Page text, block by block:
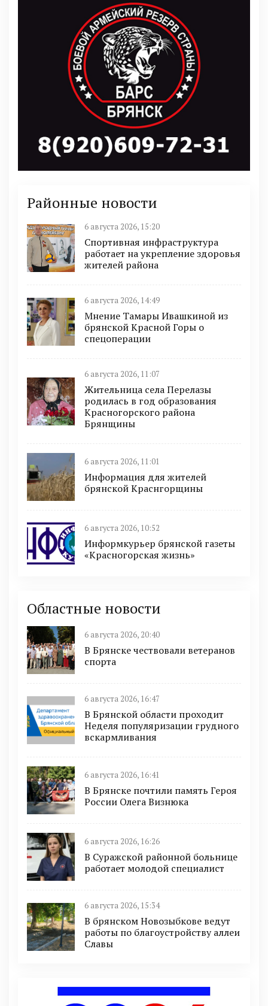
Районные новости
6 августа 2026, 15:20
Спортивная инфраструктура
работает на укрепление здоровья
жителей района
6 августа 2026, 14:49
Мнение Тамары Ивашкиной из
брянской Красной Горы о
спецоперации
6 августа 2026, 11:07
Жительница села Перелазы
родилась в год образования
Красногорского района
Брянщины
6 августа 2026, 11:01
Информация для жителей
брянской Краснгорщины
6 августа 2026, 10:52
Информкурьер брянской газеты
«Красногорская жизнь»
Областные новости
6 августа 2026, 20:40
В Брянске чествовали ветеранов
спорта
6 августа 2026, 16:47
В Брянской области проходит
Неделя популяризации грудного
вскармливания
6 августа 2026, 16:41
В Брянске почтили память Героя
России Олега Визнюка
6 августа 2026, 16:26
В Суражской районной больнице
работает молодой специалист
6 августа 2026, 15:34
В брянском Новозыбкове ведут
работы по благоустройству аллеи
Славы